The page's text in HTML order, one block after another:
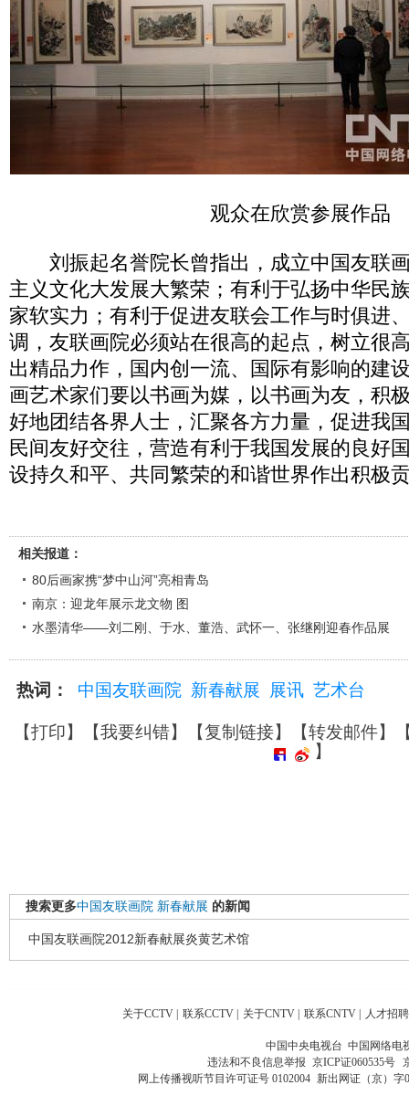
观众在欣赏参展作品
刘振起名誉院长曾指出，成立中国友联
主义文化大发展大繁荣；有利于弘扬中华民
家软实力；有利于促进友联会工作与时俱进
调，友联画院必须站在很高的起点，树立很
出精品力作，国内创一流、国际有影响的建
画艺术家们要以书画为媒，以书画为友，积
好地团结各界人士，汇聚各方力量，促进我
民间友好交往，营造有利于我国发展的良好
设持久和平、共同繁荣的和谐世界作出积极
相关报道：
80后画家携“梦中山河”亮相青岛
南京：迎龙年展示龙文物 图
水墨清华——刘二刚、于水、董浩、武怀一、张继刚迎春作品展
热词： 中国友联画院 新春献展 展讯 艺术台
【打印】【我要纠错】【复制链接】【转发邮件】
】
搜索更多中国友联画院 新春献展 的新闻
中国友联画院2012新春献展炎黄艺术馆
关于CCTV | 联系CCTV | 关于CNTV | 联系CNTV | 人才招聘
中国中央电视台 中国网络电
违法和不良信息举报 京ICP证060535号
网上传播视听节目许可证号 0102004 新出网证（京）